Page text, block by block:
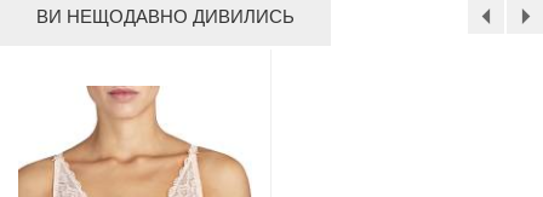
ВИ НЕЩОДАВНО ДИВИЛИСЬ